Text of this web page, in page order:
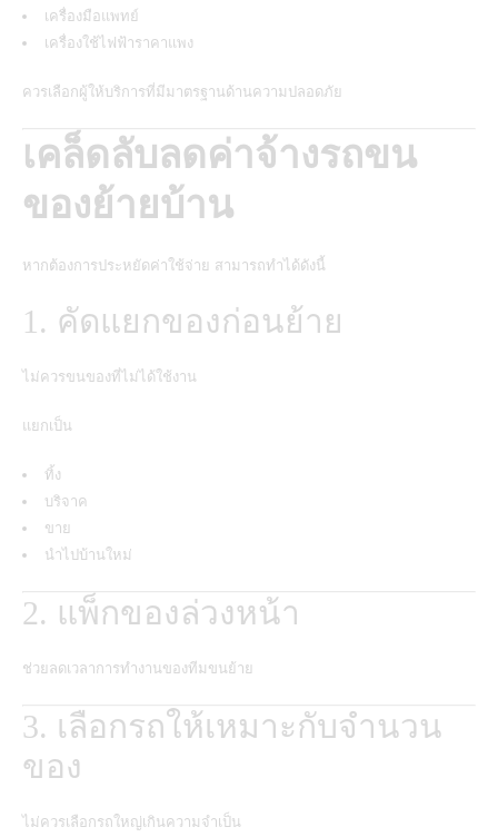
เครื่องมือแพทย์
เครื่องใช้ไฟฟ้าราคาแพง
ควรเลือกผู้ให้บริการที่มีมาตรฐานด้านความปลอดภัย
เคล็ดลับลดค่าจ้างรถขน
ของย้ายบ้าน
หากต้องการประหยัดค่าใช้จ่าย สามารถทำได้ดังนี้
1. คัดแยกของก่อนย้าย
ไม่ควรขนของที่ไม่ได้ใช้งาน
แยกเป็น
ทิ้ง
บริจาค
ขาย
นำไปบ้านใหม่
2. แพ็กของล่วงหน้า
ช่วยลดเวลาการทำงานของทีมขนย้าย
3. เลือกรถให้เหมาะกับจำนวน
ของ
ไม่ควรเลือกรถใหญ่เกินความจำเป็น